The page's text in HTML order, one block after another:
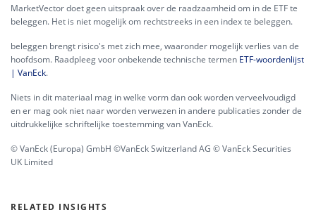
MarketVector doet geen uitspraak over de raadzaamheid om in de ETF te
beleggen. Het is niet mogelijk om rechtstreeks in een index te beleggen.
beleggen brengt risico's met zich mee, waaronder mogelijk verlies van de
hoofdsom. Raadpleeg voor onbekende technische termen ETF-woordenlijst
| VanEck.
Niets in dit materiaal mag in welke vorm dan ook worden verveelvoudigd
en er mag ook niet naar worden verwezen in andere publicaties zonder de
uitdrukkelijke schriftelijke toestemming van VanEck.
© VanEck (Europa) GmbH ©VanEck Switzerland AG © VanEck Securities
UK Limited
RELATED INSIGHTS